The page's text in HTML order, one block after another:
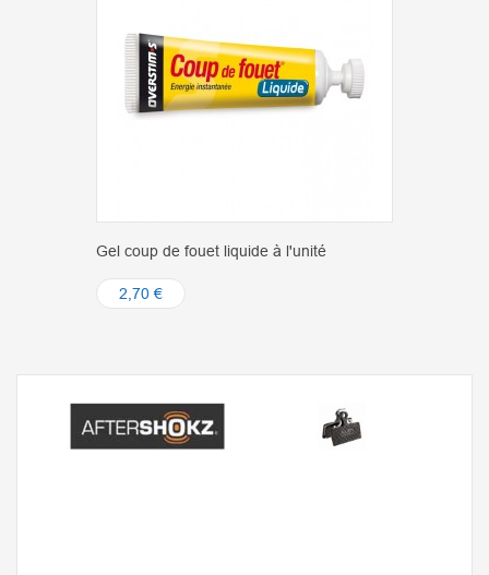
Gel coup de fouet liquide à l'unité
2,70 €